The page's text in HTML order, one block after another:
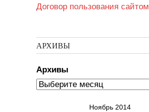
Договор пользования сайтом
АРХИВЫ
Архивы
Ноябрь 2014